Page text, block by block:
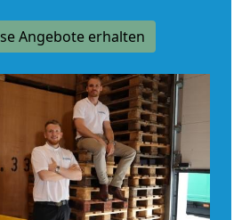
Angebote erhalten